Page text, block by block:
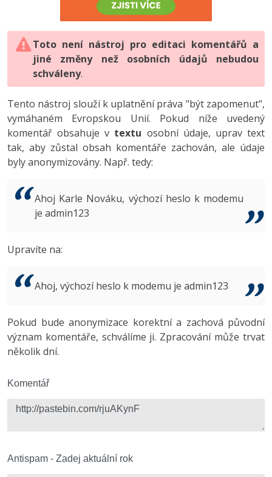
HTML5, CSS3, Bootstrap, SEO
SQL a databáze
Testování a verzování
UML a návrhové vzory
React
Spring
ASP.NET MVC
Best practices
PHP
JavaScript
Python
HTML / CSS
UML a návrhové vzory
MySQL/MariaDB
MS-SQL
Vývojář mobilních aplikací
C# Game developer
Tester
Systémový administrátor
3D grafik
Copywriter
WordPress specialista
-80%
JavaScript -80%
PHP -80%
Swift -80%
Kotlin -80%
VB.NET
Algoritmy -41%
Umělá inteligence (AI) -10%
Fórum
Digitální gramotnost
Marketing
WordPress
SEO
UX
Business
Copywriting
Windows
Kybernetická bezpečnost
Photoshop -80%
Adobe Illustrator -80%
Adobe Lightroom
Adobe XD
Adobe InDesign -25%
Adobe After Effects
Inkscape
Fórum
Toto není nástroj pro editaci komentářů a
jiné změny než osobních údajů nebudou
schváleny.
Tento nástroj slouží k uplatnění práva "být zapomenut",
vymáhaném Evropskou Unií. Pokud níže uvedený
komentář obsahuje v textu osobní údaje, uprav text
tak, aby zůstal obsah komentáře zachován, ale údaje
byly anonymizovány. Např. tedy:
Ahoj Karle Nováku, výchozí heslo k modemu
je admin123
Upravíte na:
Ahoj, výchozí heslo k modemu je admin123
Pokud bude anonymizace korektní a zachová původní
význam komentáře, schválíme ji. Zpracování může trvat
několik dní.
Komentář
Antispam - Zadej aktuální rok